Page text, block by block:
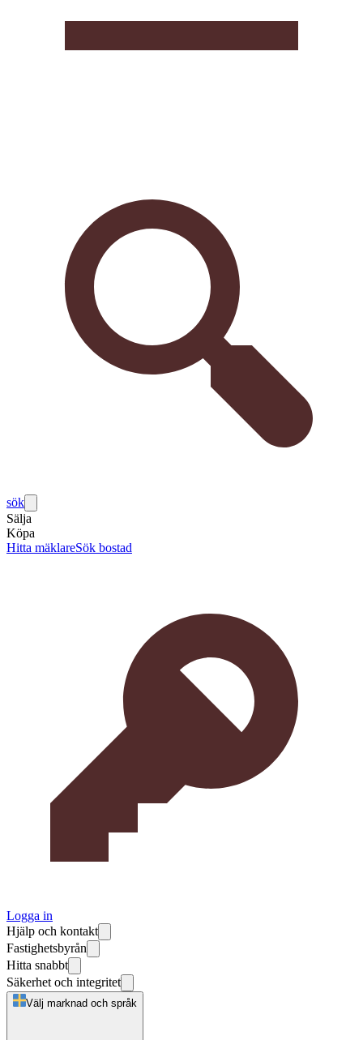
sök
Sälja
Köpa
Hitta mäklareSök bostad
Logga in
Hjälp och kontakt
Fastighetsbyrån
Hitta snabbt
Säkerhet och integritet
Välj marknad och språk